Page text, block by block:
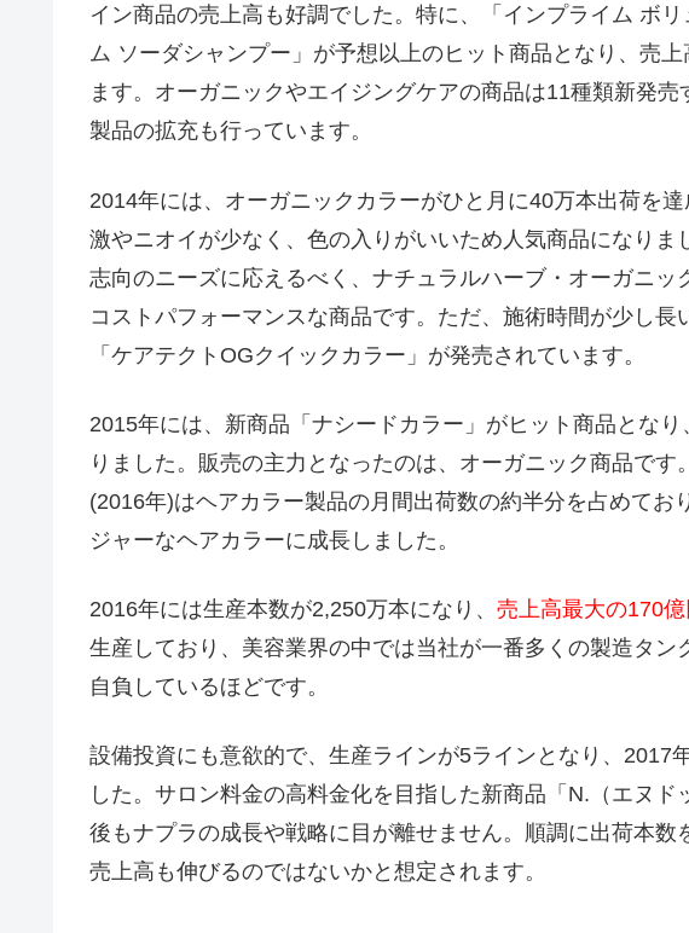
イン商品の売上高も好調でした。特に、「インプライム ボ
ム ソーダシャンプー」が予想以上のヒット商品となり、売
ます。オーガニックやエイジングケアの商品は11種類新発
製品の拡充も行っています。
2014年には、オーガニックカラーがひと月に40万本出荷を
激やニオイが少なく、色の入りがいいため人気商品になり
志向のニーズに応えるべく、ナチュラルハーブ・オーガニ
コストパフォーマンスな商品です。ただ、施術時間が少し
「ケアテクトOGクイックカラー」が発売されています。
2015年には、新商品「ナシードカラー」がヒット商品とな
りました。販売の主力となったのは、オーガニック商品で
(2016年)はヘアカラー製品の月間出荷数の約半分を占めてお
ジャーなヘアカラーに成長しました。
2016年には生産本数が2,250万本になり、 売上高最大の170億
生産しており、美容業界の中では当社が一番多くの製造タ
自負しているほどです。
設備投資にも意欲的で、生産ラインが5ラインとなり、2017
した。サロン料金の高料金化を目指した新商品「N.（エヌ
後もナプラの成長や戦略に目が離せません。順調に出荷本
売上高も伸びるのではないかと想定されます。